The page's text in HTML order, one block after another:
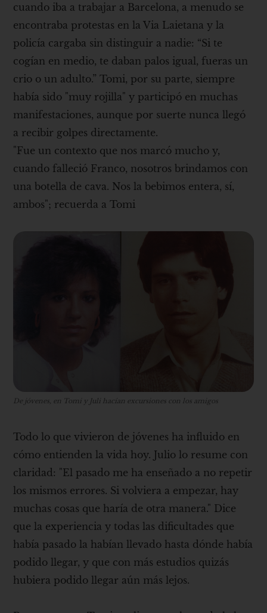
cuando iba a trabajar a Barcelona, ​​a menudo se
encontraba protestas en la Via Laietana y la
policía cargaba sin distinguir a nadie: “Si te
cogían en medio, te daban palos igual, fueras un
crio o un adulto.” Tomi, por su parte, siempre
había sido "muy rojilla" y participó en muchas
manifestaciones, aunque por suerte nunca llegó
a recibir golpes directamente.
"Fue un contexto que nos marcó mucho y,
cuando falleció Franco, nosotros brindamos con
una botella de cava. Nos la bebimos entera, sí,
ambos"; recuerda a Tomi
De jóvenes, en Tomi y Juli hacían excursiones con los amigos
Todo lo que vivieron de jóvenes ha influido en
cómo entienden la vida hoy. Julio lo resume con
claridad: "El pasado me ha enseñado a no repetir
los mismos errores. Si volviera a empezar, hay
muchas cosas que haría de otra manera." Dice
que la experiencia y todas las dificultades que
había pasado la habían llevado hasta dónde había
podido llegar, y que con más estudios quizás
hubiera podido llegar aún más lejos.